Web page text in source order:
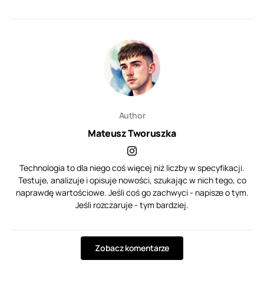
Author
Mateusz Tworuszka
Technologia to dla niego coś więcej niż liczby w specyfikacji.
Testuje, analizuje i opisuje nowości, szukając w nich tego, co
naprawdę wartościowe. Jeśli coś go zachwyci - napisze o tym.
Jeśli rozczaruje - tym bardziej.
Zobacz komentarze